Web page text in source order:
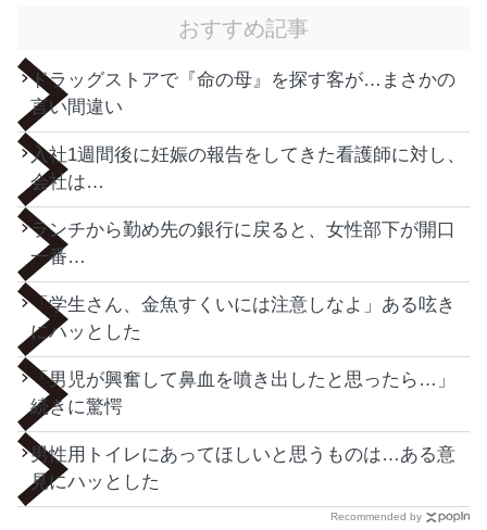
おすすめ記事
ドラッグストアで『命の母』を探す客が…まさかの
言い間違い
入社1週間後に妊娠の報告をしてきた看護師に対し、
会社は…
ランチから勤め先の銀行に戻ると、女性部下が開口
一番…
「学生さん、金魚すくいには注意しなよ」ある呟き
にハッとした
「男児が興奮して鼻血を噴き出したと思ったら…」
続きに驚愕
男性用トイレにあってほしいと思うものは…ある意
見にハッとした
Recommended by